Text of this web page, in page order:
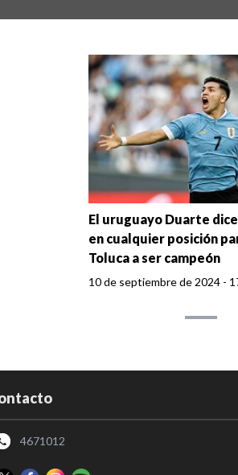
El uruguayo Duarte
en cualquier posición
Toluca a ser campeón
10 de septiembre de 2024 -
4671012